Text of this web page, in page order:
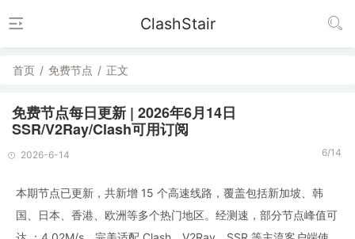
ClashStair
首页 / 免费节点 / 正文
免费节点每日更新 | 2026年6月14日
SSR/V2Ray/Clash可用订阅
2026-6-14 6/14
本期节点已更新，共新增 15 个高速线路，覆盖包括新加坡、韩
国、日本、香港、欧洲等多个热门地区。经测速，部分节点峰值可